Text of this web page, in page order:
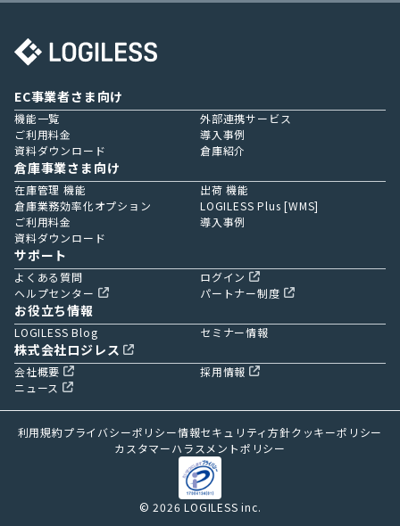
EC事業者さま向け
機能一覧
外部連携サービス
ご利用料金
導入事例
資料ダウンロード
倉庫紹介
倉庫事業さま向け
在庫管理 機能
出荷 機能
倉庫業務効率化オプション
LOGILESS Plus [WMS]
ご利用料金
導入事例
資料ダウンロード
サポート
よくある質問
ログイン
ヘルプセンター
パートナー制度
お役立ち情報
LOGILESS Blog セミナー情報
株式会社ロジレス
会社概要
採用情報
ニュース
利用規約プライバシーポリシー情報セキュリティ方針クッキーポリシー
カスタマーハラスメントポリシー
© 2026 LOGILESS inc.